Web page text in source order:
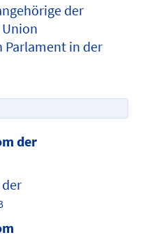
der
Parlament in der
der